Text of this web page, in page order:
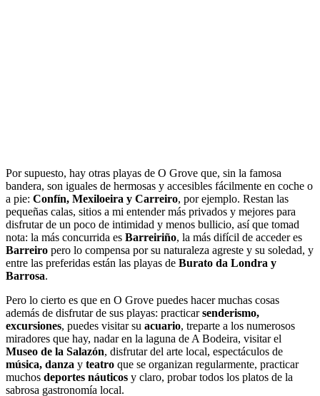
Por supuesto, hay otras playas de O Grove que, sin la famosa
bandera, son iguales de hermosas y accesibles fácilmente en coche o
a pie: Confín, Mexiloeira y Carreiro, por ejemplo. Restan las
pequeñas calas, sitios a mi entender más privados y mejores para
disfrutar de un poco de intimidad y menos bullicio, así que tomad
nota: la más concurrida es Barreiriño, la más difícil de acceder es
Barreiro pero lo compensa por su naturaleza agreste y su soledad, y
entre las preferidas están las playas de Burato da Londra y
Barrosa.
Pero lo cierto es que en O Grove puedes hacer muchas cosas
además de disfrutar de sus playas: practicarsenderismo,
excursiones, puedes visitar su acuario, treparte a los numerosos
miradores que hay, nadar en la laguna de A Bodeira, visitar el
Museo de la Salazón, disfrutar del arte local, espectáculos de
música, danza y teatro que se organizan regularmente, practicar
muchos deportes náuticos y claro, probar todos los platos de la
sabrosa gastronomía local.